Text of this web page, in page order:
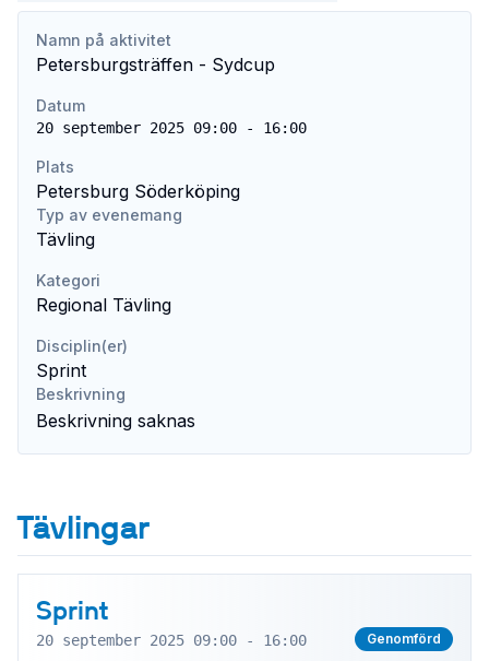
Namn på aktivitet
Petersburgsträffen - Sydcup
Datum
20 september 2025 09:00 - 16:00
Plats
Petersburg Söderköping
Typ av evenemang
Tävling
Kategori
Regional Tävling
Disciplin(er)
Sprint
Beskrivning
Beskrivning saknas
Tävlingar
Sprint
20 september 2025 09:00 - 16:00 Genomförd